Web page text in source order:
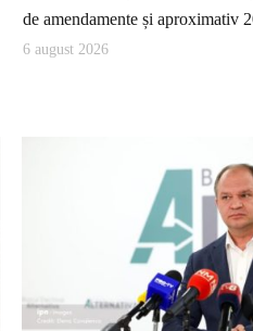
de amendamente și aproximativ
6 august 2026